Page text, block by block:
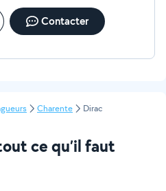
Contacter
Charente Dirac
ce qu’il faut